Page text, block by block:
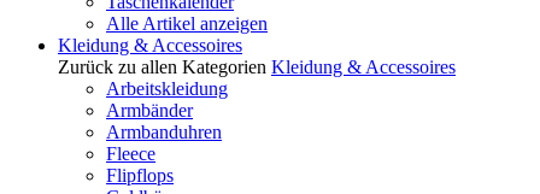
Alle Artikel anzeigen
Kleidung & Accessoires
Zurück zu allen Kategorien Kleidung & Accessoires
Arbeitskleidung
Armbänder
Armbanduhren
Fleece
Flipflops